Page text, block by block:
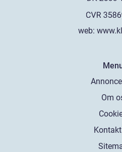
web:
Om